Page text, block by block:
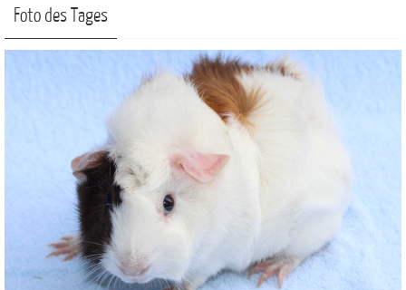
Foto des Tages